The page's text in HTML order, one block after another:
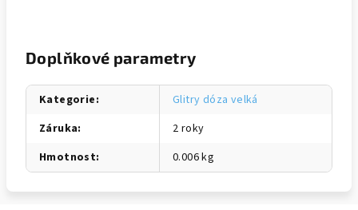
Doplňkové parametry
Kategorie:
Glitry dóza velká
Záruka:
2 roky
Hmotnost: 0.006 kg